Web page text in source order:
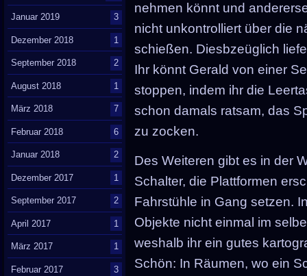
nehmen könnt und
nicht unkontrolliert über die
schießen. Diesbzeüglich
Ihr könnt Gerald von einer
stoppen, indem ihr die
schon damals ratsam, das
zu zocken.
Des Weiteren gibt es in der
Schalter, die Plattformen
Fahrstühle in Gang setzen.
Objekte nicht einmal im
weshalb ihr ein gutes
Schön: In Räumen, wo ein
Januar 2019 3
Dezember 2018 1
September 2018 2
August 2018 1
März 2018 7
Februar 2018 6
Januar 2018 2
Dezember 2017 1
September 2017 2
April 2017 1
März 2017 1
Februar 2017 3